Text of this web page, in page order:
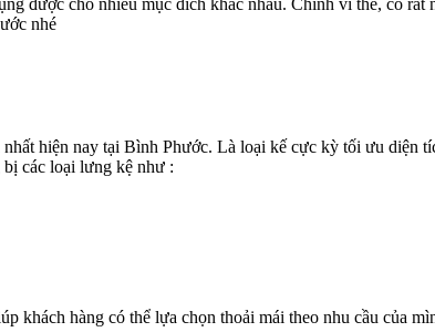
nhé
hiện nay tại Bình Phước. Là loại kế cực kỳ tối ưu diện
các loại lưng kệ như :
khách hàng có thể lựa chọn thoải mái theo nhu cầu của